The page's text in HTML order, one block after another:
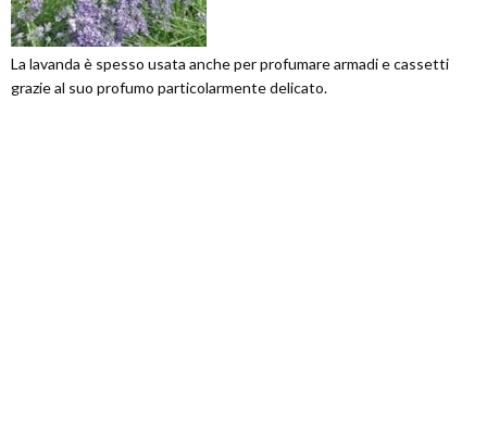
La lavanda è spesso usata anche per profumare armadi e cassetti
grazie al suo profumo particolarmente delicato.